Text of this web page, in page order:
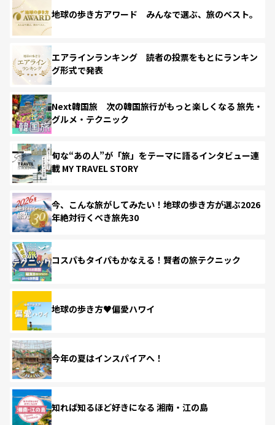
地球の歩き方アワード みんなで選ぶ、旅のベスト。
エアラインランキング 読者の投票をもとにランキン
グ形式で発表
Next韓国旅 次の韓国旅行がもっと楽しくなる 旅先・
グルメ・テクニック
旬な“あの人”が「旅」をテーマに語るインタビュー連
載 MY TRAVEL STORY
今、こんな旅がしてみたい！地球の歩き方が選ぶ2026
年絶対行くべき旅先30
コスパもタイパもかなえる！賢者の旅テクニック
地球の歩き方♥偏愛ハワイ
今年の夏はインスパイアへ！
知れば知るほど好きになる 湘南・江の島